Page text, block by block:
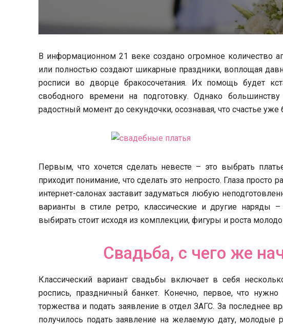
В информационном 21 веке создано огромное количество
или полностью создают шикарные праздники, воплощая
росписи во дворце бракосочетания. Их помощь будет
свободного времени на подготовку. Однако
радостный момент до секундочки, осознавая, что счастье уже
Первым, что хочется сделать невесте – это выбрать
приходит понимание, что сделать это непросто. Глаза
интернет-салонах заставит задуматься любую
варианты в стиле ретро, классические и другие наряды
выбирать стоит исходя из комплекции, фигуры и роста
Свадьба, с чего же
Классический вариант свадьбы включает в себя
роспись, праздничный банкет. Конечно, первое, что
торжества и подать заявление в отдел ЗАГС. За последнее
получилось подать заявление на желаемую дату, молодые